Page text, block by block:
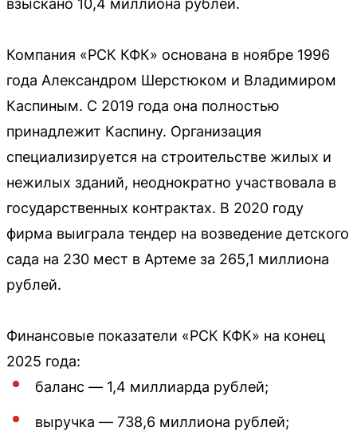
Компания «РСК КФК» основана в ноябре 1996
года Александром Шерстюком и Владимиром
Каспиным. С 2019 года она полностью
принадлежит Каспину. Организация
специализируется на строительстве жилых и
нежилых зданий, неоднократно участвовала в
государственных контрактах. В 2020 году
фирма выиграла тендер на возведение детского
сада на 230 мест в Артеме за 265,1 миллиона
рублей.
Финансовые показатели «РСК КФК» на конец
2025 года:
баланс — 1,4 миллиарда рублей;
выручка — 738,6 миллиона рублей;